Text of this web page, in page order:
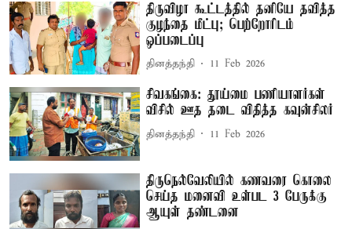
திருவிழா கூட்டத்தில் தனியே தவித்த
குழந்தை மீட்பு; பெற்றோரிடம்
ஒப்படைப்பு
தினத்தந்தி 11 Feb 2026
சிவகங்கை: தூய்மை பணியாளர்கள்
விசில் ஊத தடை விதித்த கவுன்சிலர்
தினத்தந்தி 11 Feb 2026
திருநெல்வேலியில் கணவரை கொலை
செய்த மனைவி உள்பட 3 பேருக்கு
ஆயுள் தண்டனை